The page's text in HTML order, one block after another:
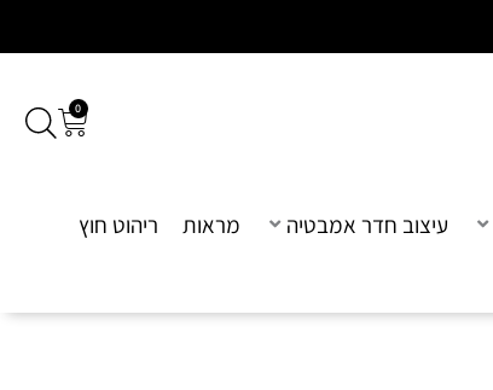
0
עגלת
קניות
עיצוב חדר אמבטיה מראות
ריהוט חוץ